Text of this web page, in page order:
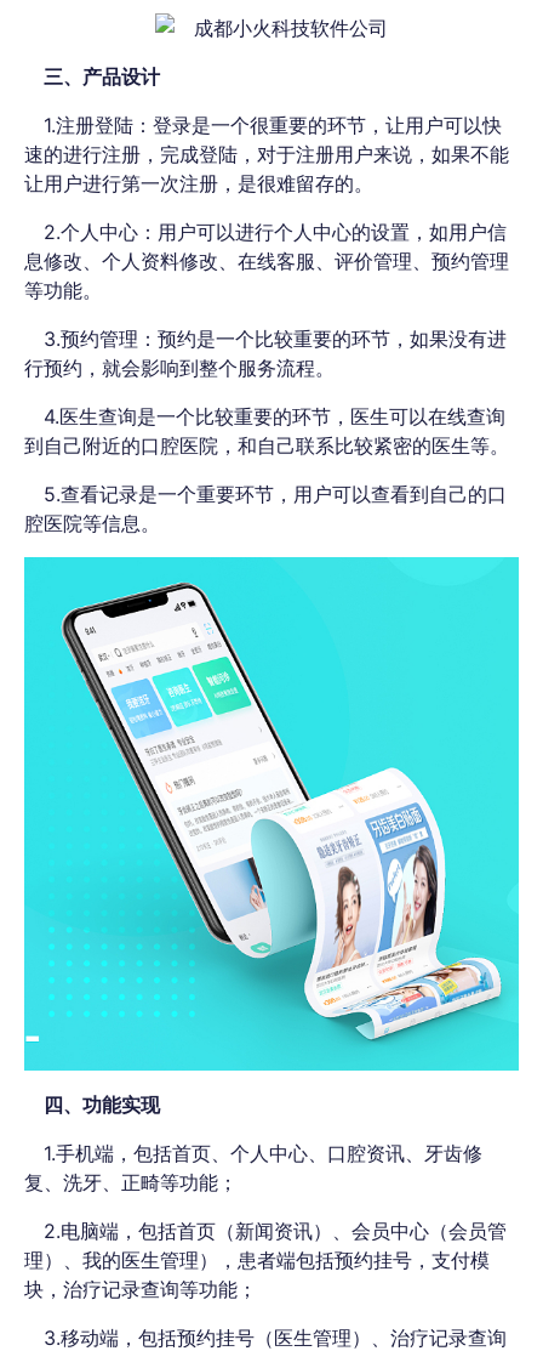
三、产品设计
1.注册登陆：登录是一个很重要的环节，让用户可以快
速的进行注册，完成登陆，对于注册用户来说，如果不能
让用户进行第一次注册，是很难留存的。
2.个人中心：用户可以进行个人中心的设置，如用户信
息修改、个人资料修改、在线客服、评价管理、预约管理
等功能。
3.预约管理：预约是一个比较重要的环节，如果没有进
行预约，就会影响到整个服务流程。
4.医生查询是一个比较重要的环节，医生可以在线查询
到自己附近的口腔医院，和自己联系比较紧密的医生等。
5.查看记录是一个重要环节，用户可以查看到自己的口
腔医院等信息。
四、功能实现
1.手机端，包括首页、个人中心、口腔资讯、牙齿修
复、洗牙、正畸等功能；
2.电脑端，包括首页（新闻资讯）、会员中心（会员管
理）、我的医生管理），患者端包括预约挂号，支付模
块，治疗记录查询等功能；
3.移动端，包括预约挂号（医生管理）、治疗记录查询